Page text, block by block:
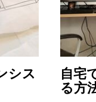
シス 自宅
る方